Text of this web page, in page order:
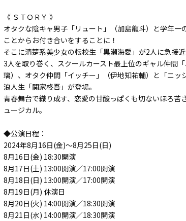
《 ＳＴＯＲＹ 》
オタクな陰キャ男子「リュート」（加島龍斗）と学年
ことからお付き合いをすることに！
そこに清楚系美少女の転校生「黒瀬海愛」が2人に急接近
3人を取り巻く、スクールカースト最上位のギャル仲間
璃）、オタク仲間「イッチー」（伊地知祐輔）と「ニ
浪人生「関家柊吾」が登場。
青春舞台で織り成す、恋愛の甘酸っぱくも切ないほろ
ュージカル。
◆公演日程：
2024年8月16日(金)～8月25日(日)
8月16日(金) 18:30開演
8月17日(土) 13:00開演／17:00開演
8月18日(日) 13:00開演／17:00開演
8月19日(月) 休演日
8月20日(火) 14:00開演／18:30開演
8月21日(水) 14:00開演／18:30開演